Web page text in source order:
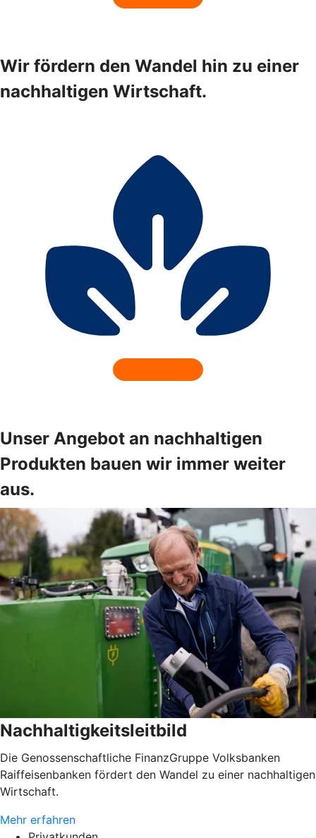
Wir fördern den Wandel hin zu einer
nachhaltigen Wirtschaft.
Unser Angebot an nachhaltigen
Produkten bauen wir immer weiter
aus.
Nachhaltigkeitsleitbild
Die Genossenschaftliche FinanzGruppe Volksbanken
Raiffeisenbanken fördert den Wandel zu einer nachhaltigen
Wirtschaft.
Mehr erfahren